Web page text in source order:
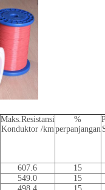
Maks.Resistansi
Konduktor /km
%
perpanjangan
607.6
15
549.0
15